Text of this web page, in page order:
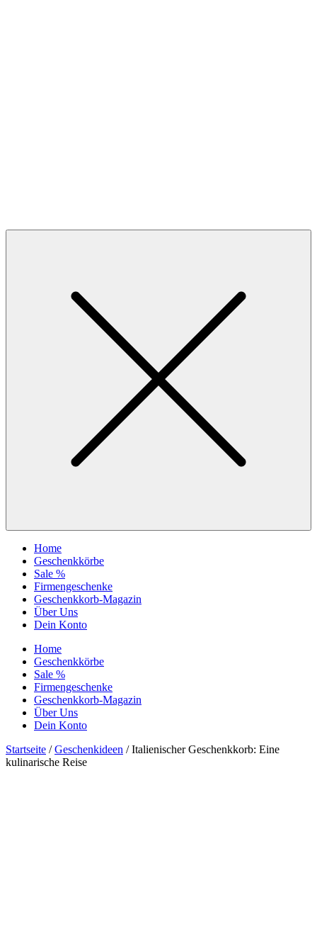
Home
Geschenkkörbe
Sale %
Firmengeschenke
Geschenkkorb-Magazin
Über Uns
Dein Konto
Home
Geschenkkörbe
Sale %
Firmengeschenke
Geschenkkorb-Magazin
Über Uns
Dein Konto
Startseite /Geschenkideen / Italienischer Geschenkkorb: Eine
kulinarische Reise